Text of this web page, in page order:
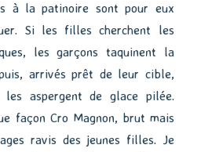
à la patinoire sont pour eux
Si les filles cherchent les
les garçons taquinent la
arrivés prêt de leur cible,
aspergent de glace pilée.
façon Cro Magnon, brut mais
ravis des jeunes filles. Je